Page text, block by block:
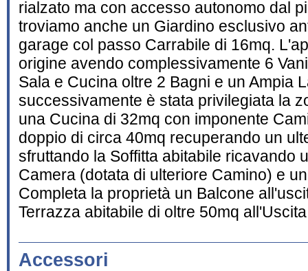
rialzato ma con accesso autonomo dal
troviamo anche un Giardino esclusivo
garage col passo Carrabile di 16mq.
origine avendo complessivamente 6
Sala e Cucina oltre 2 Bagni e un Ampia
successivamente è stata privilegiata la
una Cucina di 32mq con imponente
doppio di circa 40mq recuperando un
sfruttando la Soffitta abitabile ricavando
Camera (dotata di ulteriore Camino) e
Completa la proprietà un Balcone
Terrazza abitabile di oltre 50mq
Accessori